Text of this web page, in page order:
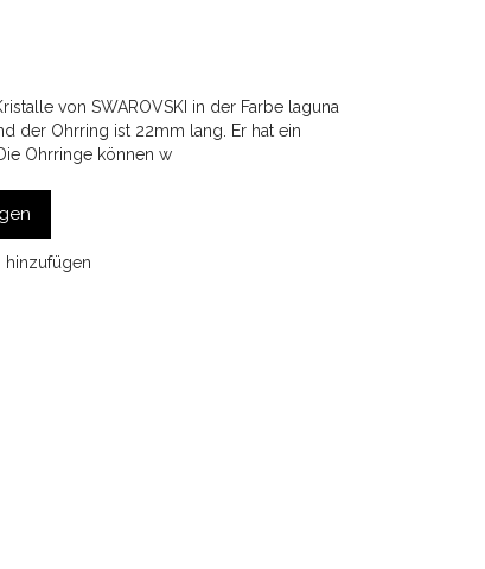
von SWAROVSKI in der Farbe laguna
der Ohrring ist 22mm lang. Er hat ein
Ohrringe können w